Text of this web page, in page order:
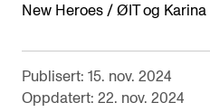
For ph.d.-programmet i
New Heroes / ØIT og
Publisert: 15. nov. 2024
Oppdatert: 22. nov. 2024